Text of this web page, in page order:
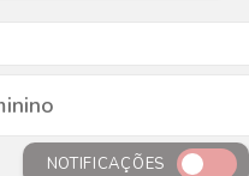
NOTIFICAÇÕES